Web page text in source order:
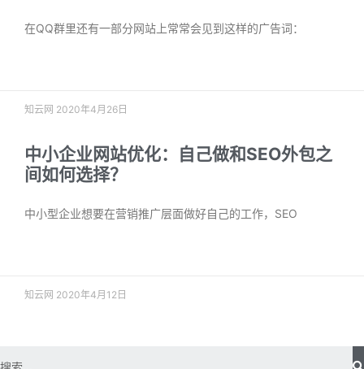
在QQ群里还有一部分网站上常常会见到这样的广告词：
知云网 2020年4月26日
中小企业网站优化：自己做和SEO外包之
间如何选择？
中小型企业想要在营销推广层面做好自己的工作，SEO
知云网 2020年4月12日